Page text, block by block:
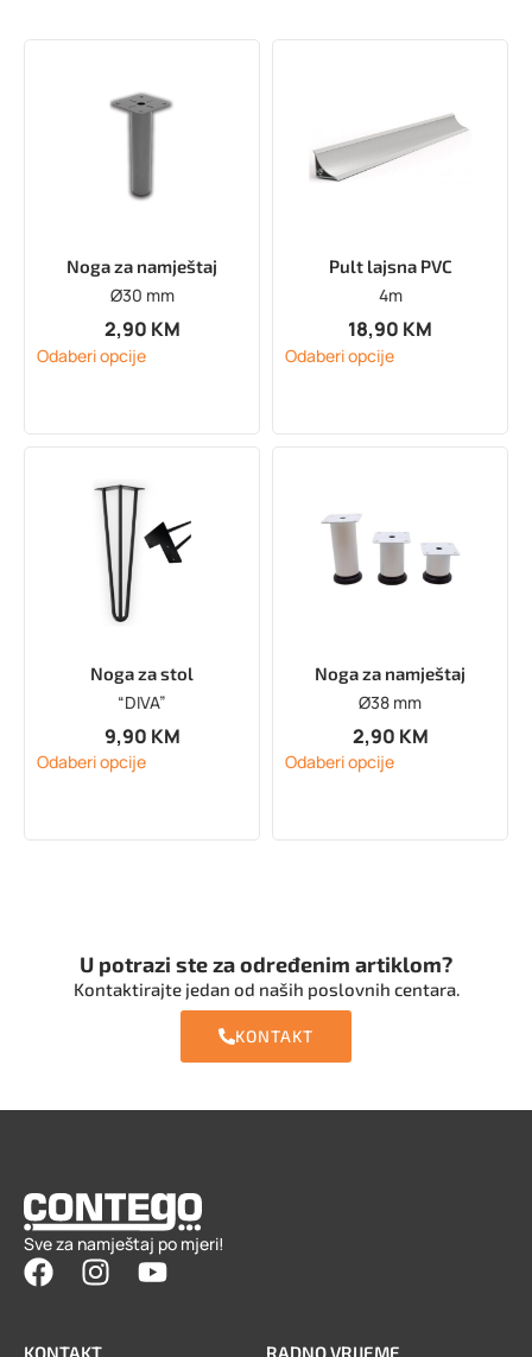
Noga za namještaj
Ø30 mm
2,90 KM
Odaberi opcije
Pult lajsna PVC
4m
18,90 KM
Odaberi opcije
Noga za stol
“DIVA”
9,90 KM
Odaberi opcije
Noga za namještaj
Ø38 mm
2,90 KM
Odaberi opcije
U potrazi ste za određenim artiklom?
Kontaktirajte jedan od naših poslovnih centara.
KONTAKT
Sve za namještaj po mjeri!
KONTAKT RADNO VRIJEME